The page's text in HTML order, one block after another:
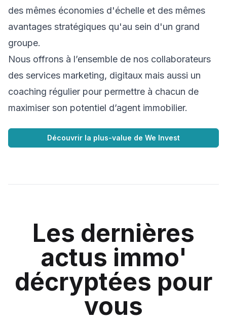
des mêmes économies d'échelle et des mêmes
avantages stratégiques qu'au sein d'un grand
groupe.
Nous offrons à l’ensemble de nos collaborateurs
des services marketing, digitaux mais aussi un
coaching régulier pour permettre à chacun de
maximiser son potentiel d’agent immobilier.
Découvrir la plus-value de We Invest
Les dernières
actus immo'
décryptées pour
vous